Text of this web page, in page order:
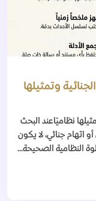
وتمثيلها
نظاميًاعند البحث
اتهام جنائي، لا يكون
النظامية الصحيحة...